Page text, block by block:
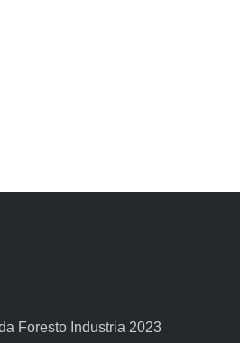
Foresto Industria 2023